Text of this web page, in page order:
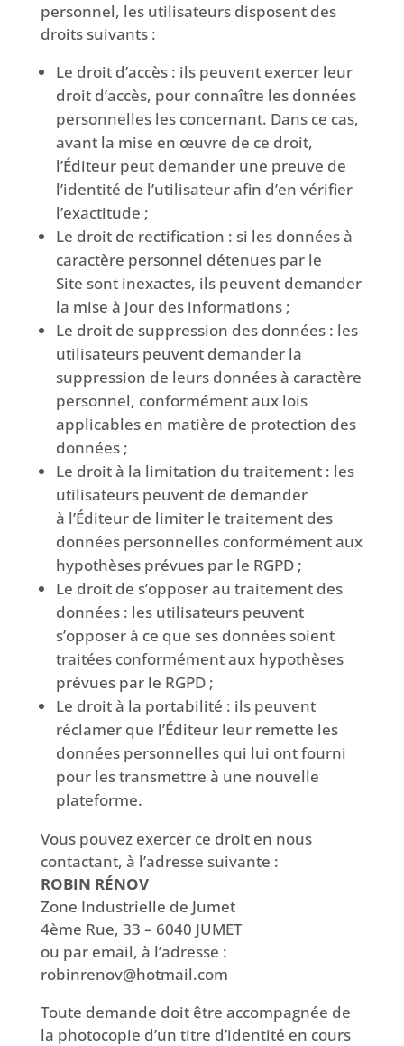
personnel, les utilisateurs disposent des
droits suivants :
Le droit d’accès : ils peuvent exercer leur
droit d’accès, pour connaître les données
personnelles les concernant. Dans ce cas,
avant la mise en œuvre de ce droit,
l’Éditeur peut demander une preuve de
l’identité de l’utilisateur afin d’en vérifier
l’exactitude ;
Le droit de rectification : si les données à
caractère personnel détenues par le
Site sont inexactes, ils peuvent demander
la mise à jour des informations ;
Le droit de suppression des données : les
utilisateurs peuvent demander la
suppression de leurs données à caractère
personnel, conformément aux lois
applicables en matière de protection des
données ;
Le droit à la limitation du traitement : les
utilisateurs peuvent de demander
à l’Éditeur de limiter le traitement des
données personnelles conformément aux
hypothèses prévues par le RGPD ;
Le droit de s’opposer au traitement des
données : les utilisateurs peuvent
s’opposer à ce que ses données soient
traitées conformément aux hypothèses
prévues par le RGPD ;
Le droit à la portabilité : ils peuvent
réclamer que l’Éditeur leur remette les
données personnelles qui lui ont fourni
pour les transmettre à une nouvelle
plateforme.
Vous pouvez exercer ce droit en nous
contactant, à l’adresse suivante :
ROBIN RÉNOV
Zone Industrielle de Jumet
4ème Rue, 33 – 6040 JUMET
ou par email, à l’adresse :
robinrenov@hotmail.com
Toute demande doit être accompagnée de
la photocopie d’un titre d’identité en cours